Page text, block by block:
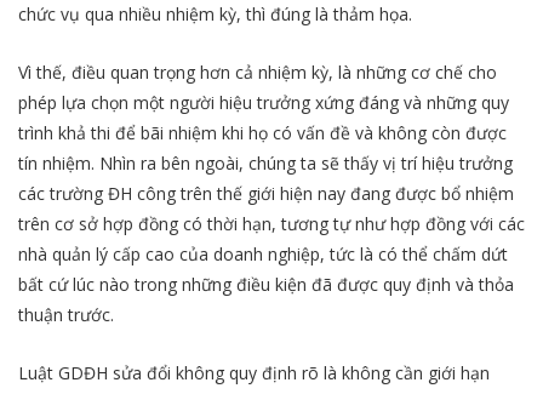
chức vụ qua nhiều nhiệm kỳ, thì đúng là thảm họa.
Vì thế, điều quan trọng hơn cả nhiệm kỳ, là những cơ chế cho
phép lựa chọn một người hiệu trưởng xứng đáng và những quy
trình khả thi để bãi nhiệm khi họ có vấn đề và không còn được
tín nhiệm. Nhìn ra bên ngoài, chúng ta sẽ thấy vị trí hiệu trưởng
các trường ĐH công trên thế giới hiện nay đang được bổ nhiệm
trên cơ sở hợp đồng có thời hạn, tương tự như hợp đồng với các
nhà quản lý cấp cao của doanh nghiệp, tức là có thể chấm dứt
bất cứ lúc nào trong những điều kiện đã được quy định và thỏa
thuận trước.
Luật GDĐH sửa đổi không quy định rõ là không cần giới hạn